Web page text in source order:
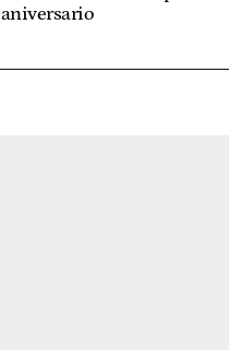
aniversario